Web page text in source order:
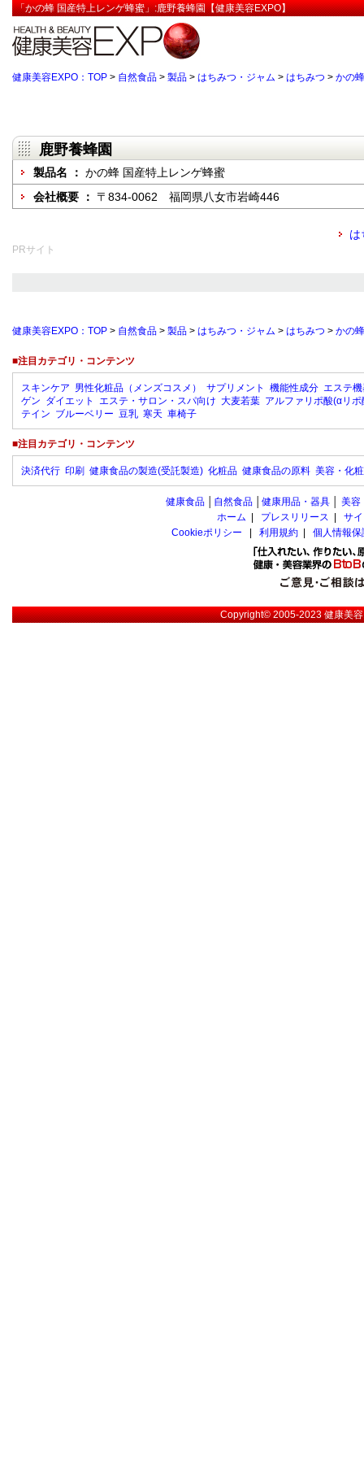
「かの蜂 国産特上レンゲ蜂蜜」:鹿野養蜂園【健康美容EXPO】
健康美容EXPO：TOP > 自然食品 > 製品 > はちみつ・ジャム > はちみつ > かの
鹿野養蜂園
製品名 ： かの蜂 国産特上レンゲ蜂蜜
会社概要 ： 〒834-0062 福岡県八女市岩崎446
は
PRサイト
健康美容EXPO：TOP > 自然食品 > 製品 > はちみつ・ジャム > はちみつ > かの
■注目カテゴリ・コンテンツ
スキンケア 男性化粧品（メンズコスメ） サプリメント 機能性成分 エステ
ゲン ダイエット エステ・サロン・スパ向け 大麦若葉 アルファリポ酸(αリポ
テイン ブルーベリー 豆乳 寒天 車椅子
■注目カテゴリ・コンテンツ
決済代行 印刷 健康食品の製造(受託製造) 化粧品 健康食品の原料 美容・化
健康食品 自然食品 健康用品・器具 美容
ホーム
プレスリリース
サ
Cookieポリシー
利用規約 個人情報
Copyright© 2005-2023健康美